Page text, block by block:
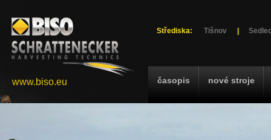
Střediska: Tišnov
časopis nové stroje
www.biso.eu